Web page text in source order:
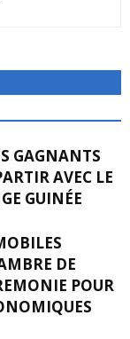
GAGNANTS
AVEC LE
GUINÉE
DE
POUR